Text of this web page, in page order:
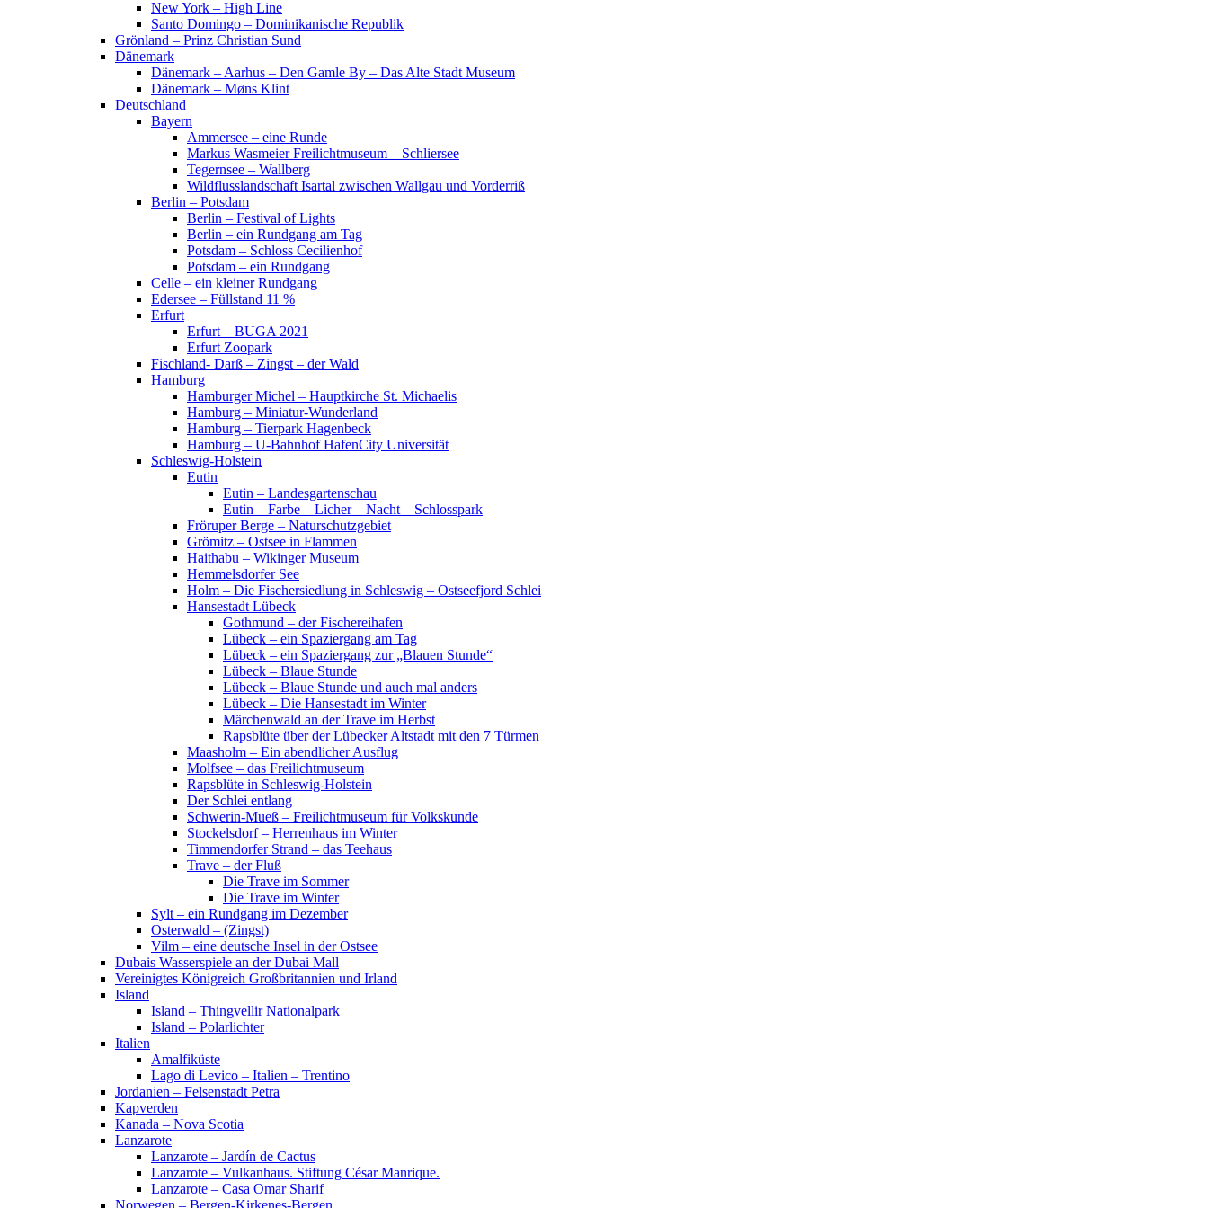
New York – High Line
Santo Domingo – Dominikanische Republik
Grönland – Prinz Christian Sund
Dänemark
Dänemark – Aarhus – Den Gamle By – Das Alte Stadt Museum
Dänemark – Møns Klint
Deutschland
Bayern
Ammersee – eine Runde
Markus Wasmeier Freilichtmuseum – Schliersee
Tegernsee – Wallberg
Wildflusslandschaft Isartal zwischen Wallgau und Vorderriß
Berlin – Potsdam
Berlin – Festival of Lights
Berlin – ein Rundgang am Tag
Potsdam – Schloss Cecilienhof
Potsdam – ein Rundgang
Celle – ein kleiner Rundgang
Edersee – Füllstand 11 %
Erfurt
Erfurt – BUGA 2021
Erfurt Zoopark
Fischland- Darß – Zingst – der Wald
Hamburg
Hamburger Michel – Hauptkirche St. Michaelis
Hamburg – Miniatur-Wunderland
Hamburg – Tierpark Hagenbeck
Hamburg – U-Bahnhof HafenCity Universität
Schleswig-Holstein
Eutin
Eutin – Landesgartenschau
Eutin – Farbe – Licher – Nacht – Schlosspark
Fröruper Berge – Naturschutzgebiet
Grömitz – Ostsee in Flammen
Haithabu – Wikinger Museum
Hemmelsdorfer See
Holm – Die Fischersiedlung in Schleswig – Ostseefjord Schlei
Hansestadt Lübeck
Gothmund – der Fischereihafen
Lübeck – ein Spaziergang am Tag
Lübeck – ein Spaziergang zur „Blauen Stunde“
Lübeck – Blaue Stunde
Lübeck – Blaue Stunde und auch mal anders
Lübeck – Die Hansestadt im Winter
Märchenwald an der Trave im Herbst
Rapsblüte über der Lübecker Altstadt mit den 7 Türmen
Maasholm – Ein abendlicher Ausflug
Molfsee – das Freilichtmuseum
Rapsblüte in Schleswig-Holstein
Der Schlei entlang
Schwerin-Mueß – Freilichtmuseum für Volkskunde
Stockelsdorf – Herrenhaus im Winter
Timmendorfer Strand – das Teehaus
Trave – der Fluß
Die Trave im Sommer
Die Trave im Winter
Sylt – ein Rundgang im Dezember
Osterwald – (Zingst)
Vilm – eine deutsche Insel in der Ostsee
Dubais Wasserspiele an der Dubai Mall
Vereinigtes Königreich Großbritannien und Irland
Island
Island – Thingvellir Nationalpark
Island – Polarlichter
Italien
Amalfiküste
Lago di Levico – Italien – Trentino
Jordanien – Felsenstadt Petra
Kapverden
Kanada – Nova Scotia
Lanzarote
Lanzarote – Jardín de Cactus
Lanzarote – Vulkanhaus. Stiftung César Manrique.
Lanzarote – Casa Omar Sharif
Norwegen – Bergen-Kirkenes-Bergen